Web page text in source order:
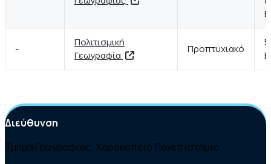
-
Πολιτισμική
Γεωγραφία
Προπτυχιακό
Διεύθυνση
Τμήμα Γεωγραφίας, Χαροκόπειο Πανεπιστήμιο